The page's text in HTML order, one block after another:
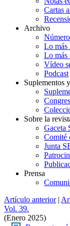
Cartas
Archivo
Lo más
Lo más
Vídeo
Podcast
Suplementos
Sobre la
Gaceta
Comité
Junta
Prensa
Artículo anterior|
Vol. 39.
(Enero 2025)